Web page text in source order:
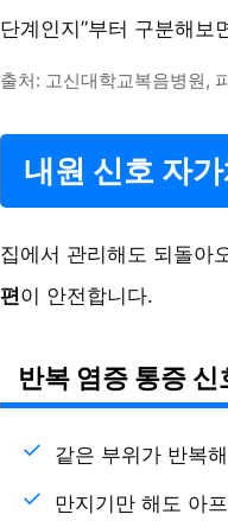
단계인지”부터 구분해보
출처: 고신대학교복음병원,
내원 신호 자
집에서 관리해도 되돌아
편이 안전합니다.
반복 염증 통증 신
같은 부위가 반복
만지기만 해도 아